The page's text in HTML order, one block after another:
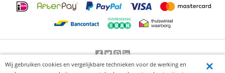
Beoordeling door klanten:9.2/10-25000beoordelingen
Wij gebruiken cookies en vergelijkbare technieken voor de werking en